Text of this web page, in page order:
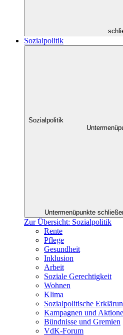
Sozialpolitik
Sozialpolitik
Untermenüpunkte
Zur Übersicht: Sozialpolitik
Rente
Pflege
Gesundheit
Inklusion
Arbeit
Soziale Gerechtigkeit
Wohnen
Klima
Sozialpolitische
Kampagnen und
Bündnisse und Gremien
VdK-Forum